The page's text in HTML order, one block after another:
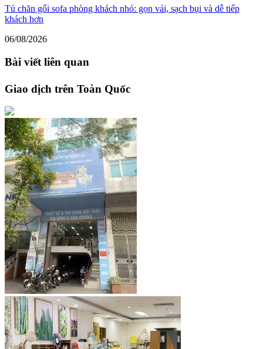
Tủ chăn gối sofa phòng khách nhỏ: gọn vải, sạch bụi và dễ tiếp
khách hơn
06/08/2026
Bài viết liên quan
Giao dịch trên Toàn Quốc